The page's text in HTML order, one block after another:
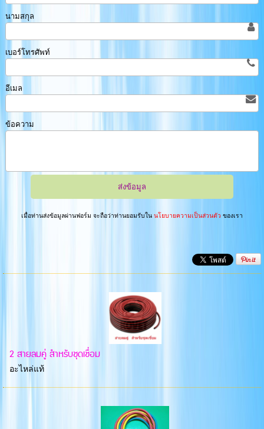
นามสกุล
เบอร์โทรศัพท์
อีเมล
ข้อความ
เมื่อท่านส่งข้อมูลผ่านฟอร์ม จะถือว่าท่านยอมรับในนโยบายความเป็นส่วนตัว ของเรา
2 สายลมคู่ สำหรับชุดเชื่อม
อะไหล่แท้